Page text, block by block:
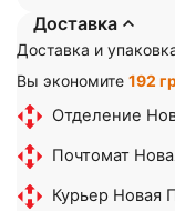
Доставка
Доставка и
Вы экономите 192
Отделение
Почтомат
Курьер Новая